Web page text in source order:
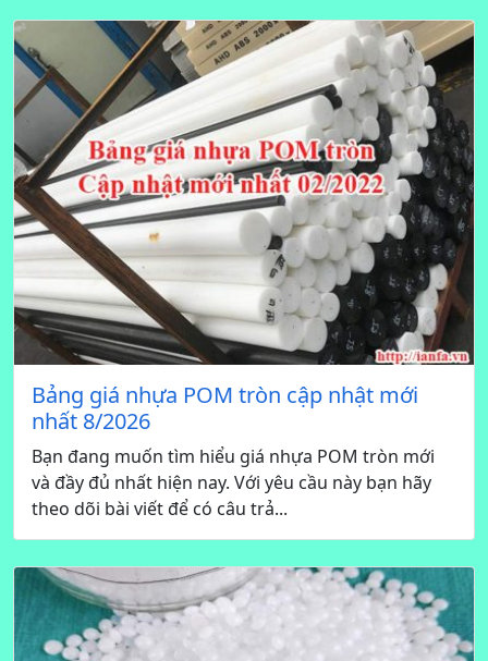
Bảng giá nhựa POM tròn cập nhật mới
nhất 8/2026
Bạn đang muốn tìm hiểu giá nhựa POM tròn mới
và đầy đủ nhất hiện nay. Với yêu cầu này bạn hãy
theo dõi bài viết để có câu trả...